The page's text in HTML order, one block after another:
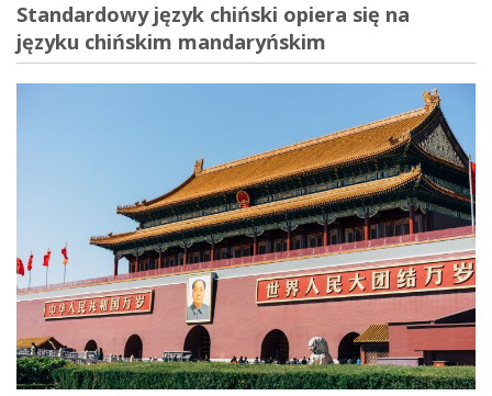
Standardowy język chiński opiera się na
języku chińskim mandaryńskim